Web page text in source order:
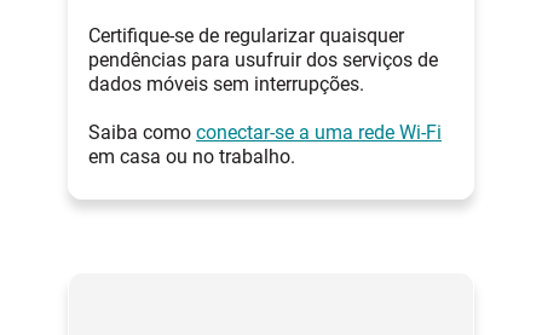
Certifique-se de regularizar quaisquer
pendências para usufruir dos serviços de
dados móveis sem interrupções.
Saiba como conectar-se a uma rede Wi-Fi
em casa ou no trabalho.